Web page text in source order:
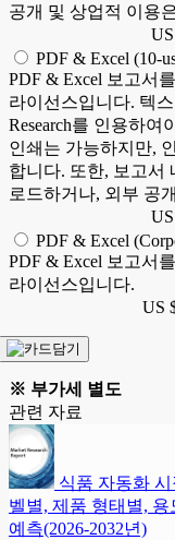
공개 및 상업적 이용
PDF & Excel (10-
PDF & Excel 보고서
라이선스입니다. 텍
Research를 인용하
인쇄는 가능하지만,
합니다. 또한, 보고서
로드하거나, 외부 공
PDF & Excel
PDF & Excel 보고서
라이선스입니다.
US
※ 부가세 별도
관련 자료
식품 자동화
벨별, 제품 형태별,
예측(2026-2032년)